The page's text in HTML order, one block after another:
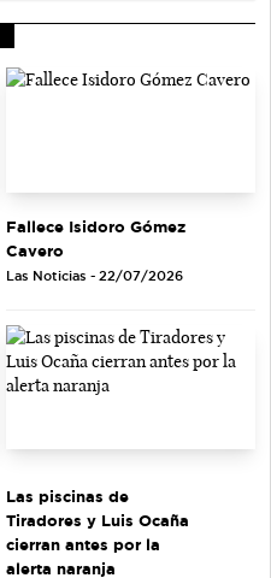
Fallece Isidoro Gómez
Cavero
Las Noticias - 22/07/2026
Las piscinas de
Tiradores y Luis Ocaña
cierran antes por la
alerta naranja